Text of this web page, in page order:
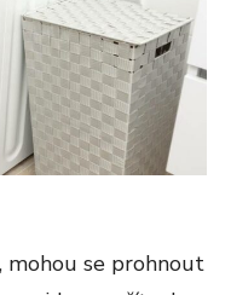
mohou se prohnout